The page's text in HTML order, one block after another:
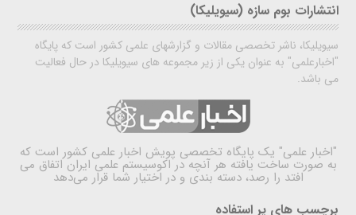
انتشارات بوم سازه (سیویلیکا)
سیویلیکا، ناشر تخصصی مقالات و گزارشهای علمی کشور است که پایگاه
"اخبارعلمی" به عنوان یکی از زیر مجموعه های سیویلیکا در حال فعالیت
می باشد.
"اخبار علمی" یک پایگاه تخصصی پویش اخبار علمی کشور است که
به صورت ساخت یافته هر آنچه در اکوسیستم علمی ایران اتفاق می
افتد را رصد، دسته بندی و در اختیار شما قرار می‌دهد
برچسب های پر استفاده